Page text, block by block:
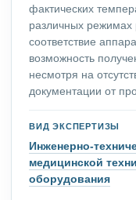
фактических
различных
соответствие
возможность
несмотря на
документации от
ВИД ЭКСПЕРТИЗЫ
Инженерно-
медицинской
оборудования